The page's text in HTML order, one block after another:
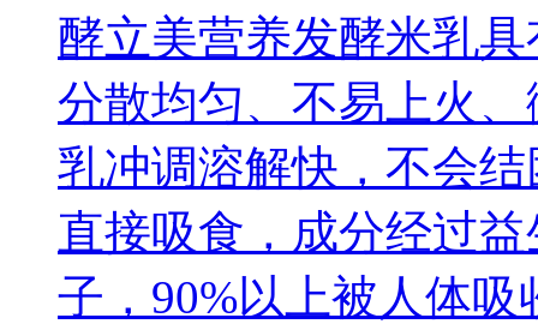
酵立美营养发酵米乳
分散均匀、不易上火
乳冲调溶解快，不会
直接吸食，成分经过
子，90%以上被人体吸